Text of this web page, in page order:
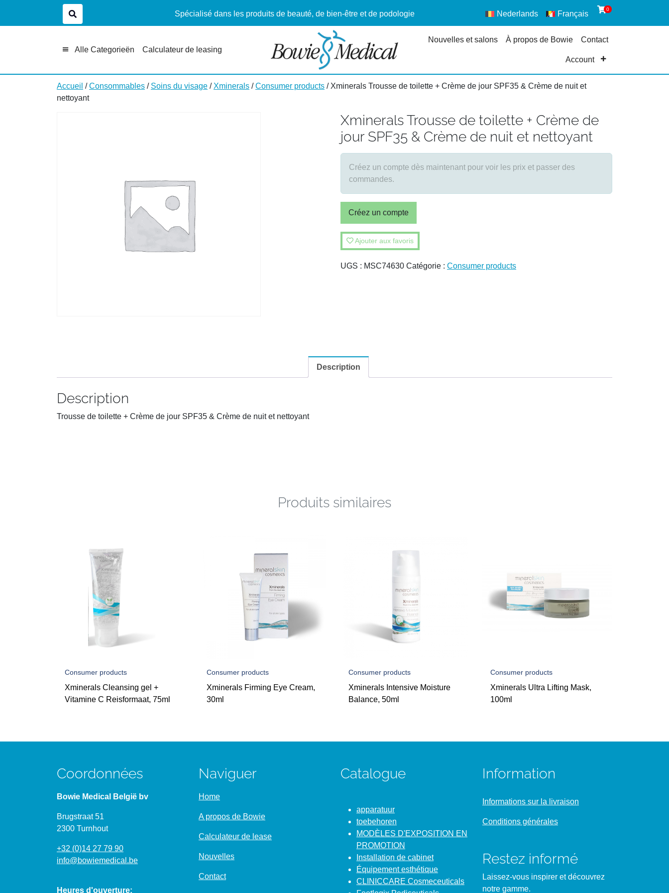
Nederlands Français
Spécialisé dans les produits de beauté, de bien-être et de podologie
0
Alle Categorieën Calculateur de leasing
Nouvelles et salons À propos de Bowie Contact
Account
Accueil /Consommables / Soins du visage / Xminerals /Consumer products / Xminerals Trousse de toilette + Crème de jour SPF35 & Crème de nuit et
nettoyant
Xminerals Trousse de toilette + Crème de
jour SPF35 & Crème de nuit et nettoyant
Créez un compte dès maintenant pour voir les prix et passer des
commandes.
Créez un compte
Ajouter aux favoris
UGS : MSC74630 Catégorie : Consumer products
Description
Description
Trousse de toilette + Crème de jour SPF35 & Crème de nuit et nettoyant
Produits similaires
Consumer products
Xminerals Cleansing gel +
Vitamine C Reisformaat, 75ml
Consumer products
Xminerals Firming Eye Cream,
30ml
Consumer products
Xminerals Intensive Moisture
Balance, 50ml
Consumer products
Xminerals Ultra Lifting Mask,
100ml
Coordonnées
Bowie Medical België bv
Brugstraat 51
2300 Turnhout
+32 (0)14 27 79 90
info@bowiemedical.be
Heures d'ouverture:
Naviguer
Home
A propos de Bowie
Calculateur de lease
Nouvelles
Contact
Catalogue
apparatuur
toebehoren
MODÈLES D'EXPOSITION EN
PROMOTION
Installation de cabinet
Équipement esthétique
CLINICCARE Cosmeceuticals
Information
Informations sur la livraison
Conditions générales
Restez informé
Laissez-vous inspirer et découvrez
notre gamme.